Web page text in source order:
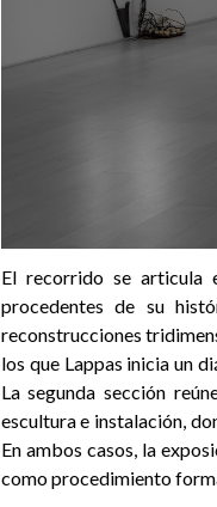
El recorrido se articula
procedentes de su
reconstrucciones
los que Lappas inicia un
La segunda sección
escultura e instalación,
En ambos casos, la
como procedimiento